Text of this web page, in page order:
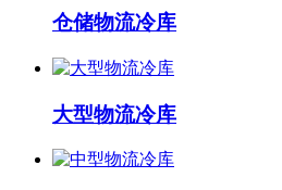
仓储物流冷库
大型物流冷库